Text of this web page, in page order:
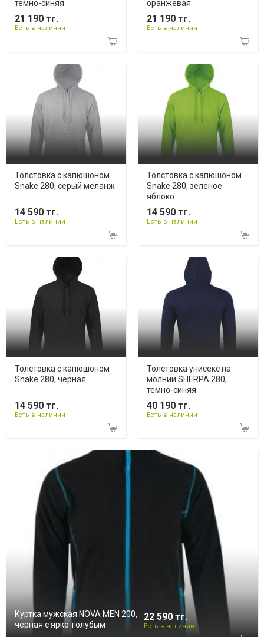
темно-синяя
21 190 тг.
Есть в наличии
оранжевая
21 190 тг.
Есть в наличии
Толстовка с капюшоном
Snake 280, серый меланж
14 590 тг.
Есть в наличии
Толстовка с капюшоном
Snake 280, зеленое
яблоко
14 590 тг.
Есть в наличии
Толстовка с капюшоном
Snake 280, черная
14 590 тг.
Есть в наличии
Толстовка унисекс на
молнии SHERPA 280,
темно-синяя
40 190 тг.
Есть в наличии
Куртка мужская NOVA MEN 200,
черная с ярко-голубым
22 590 тг.
Есть в наличии